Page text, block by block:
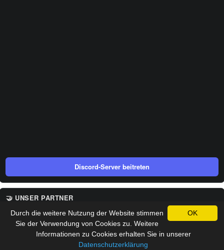
Discord-Server beitreten
🤝 UNSER PARTNER
OK
Durch die weitere Nutzung der Website stimmen
Sie der Verwendung von Cookies zu. Weitere
Informationen zu Cookies erhalten Sie in unserer
Datenschutzerklärung